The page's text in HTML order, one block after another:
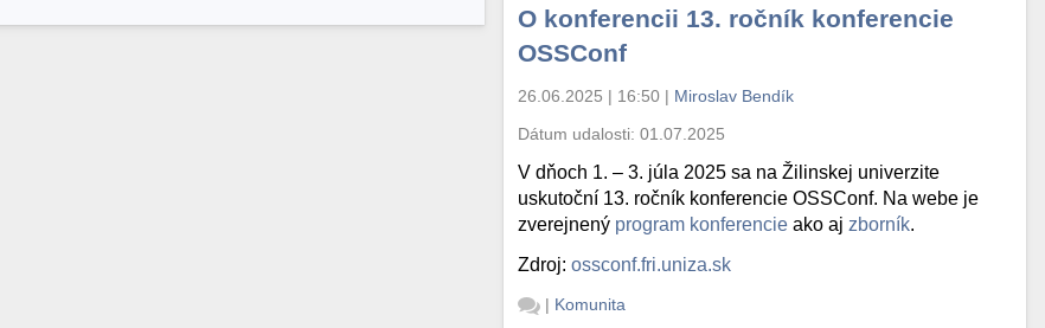
O konferencii 13. ročník konferencie
OSSConf
26.06.2025 | 16:50 | Miroslav Bendík
Dátum udalosti:01.07.2025
V dňoch 1. – 3. júla 2025 sa na Žilinskej univerzite
uskutoční 13. ročník konferencie OSSConf. Na webe je
zverejnený program konferencie ako aj zborník.
Zdroj:ossconf.fri.uniza.sk
| Komunita